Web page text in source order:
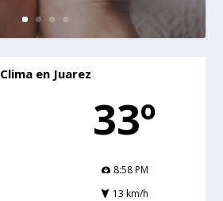
Clima en Juarez
33º
8:58 PM
13 km/h